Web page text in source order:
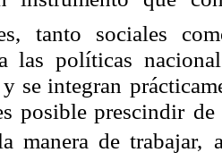
tanto sociales
las políticas
se integran
posible prescindir
manera de trabajar,